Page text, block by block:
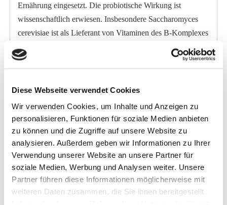
Diese Webseite verwendet Cookies
Wir verwenden Cookies, um Inhalte und Anzeigen zu
personalisieren, Funktionen für soziale Medien anbieten
zu können und die Zugriffe auf unsere Website zu
analysieren. Außerdem geben wir Informationen zu Ihrer
Verwendung unserer Website an unsere Partner für
soziale Medien, Werbung und Analysen weiter. Unsere
Partner führen diese Informationen möglicherweise mit
weiteren Daten zusammen, die Sie ihnen bereitgestellt
Ernährung eingesetzt. Die probiotische Wirkung ist
wissenschaftlich erwiesen. Insbesondere Saccharomyces
cerevisiae ist als Lieferant von Vitaminen des B-Komplexes
von Bedeutung. Kaum jemand weiß, dass diese Hefen
nicht nur 20 Aminosäuren enthalten, die u. a. für eine
auch über zwölf Mengen- und Spurenelemente verfügen.
Verdauung im Blind- und Dickdarm. Hier werden
Nährstoffe optimal verfügbar gemacht, indem vermehrt
Bakterien gebildet werden, die den pH-Wert stabilisieren.
Diese Bakterien nutzen die Milchsäure und verhindern
dadurch, dass es zu Übersäuerungen im Verdauungstrakt
kommt. Durch Zugabe der Hefe über das Futter werden
ebenso die Bakterien unterstützt, die den Rohfaserabbau